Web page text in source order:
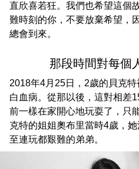
直欣喜若狂。我們也希望這個
難時刻的你，不要放棄希望，
總會到來。
那段時間對每個
2018年4月25日，2歲的貝克
白血病。從那以後，這對相差
前一樣在家開心地玩耍了，只
克特的姐姐奧布里當時4歲，
至連玩都艱難的弟弟。